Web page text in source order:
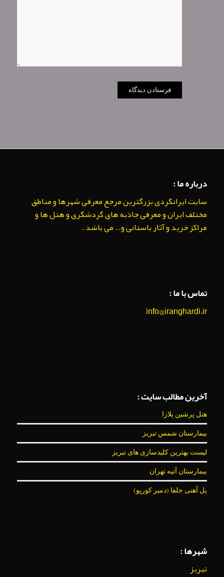
درباره ما :
سایت ایرانگردی بزرگترین مرجع معرفی شهرها و مناطق
مختلف ایران و معرفی جاذبه های گردشگری و هتل ها و
مراکز خرید و آثار باستانی و… می باشد .
تماس با ما :
info@iranghardi.ir
آخرین مطالب سایت :
هتل پرشین پلازا
بیمارستان شمس تبریز
لیست بهترین کلیدسازی های تبریز
بیمارستان آتیه تهران
پل آهنی جلفا (دمیر کورپو)
شهرها :
تبریز